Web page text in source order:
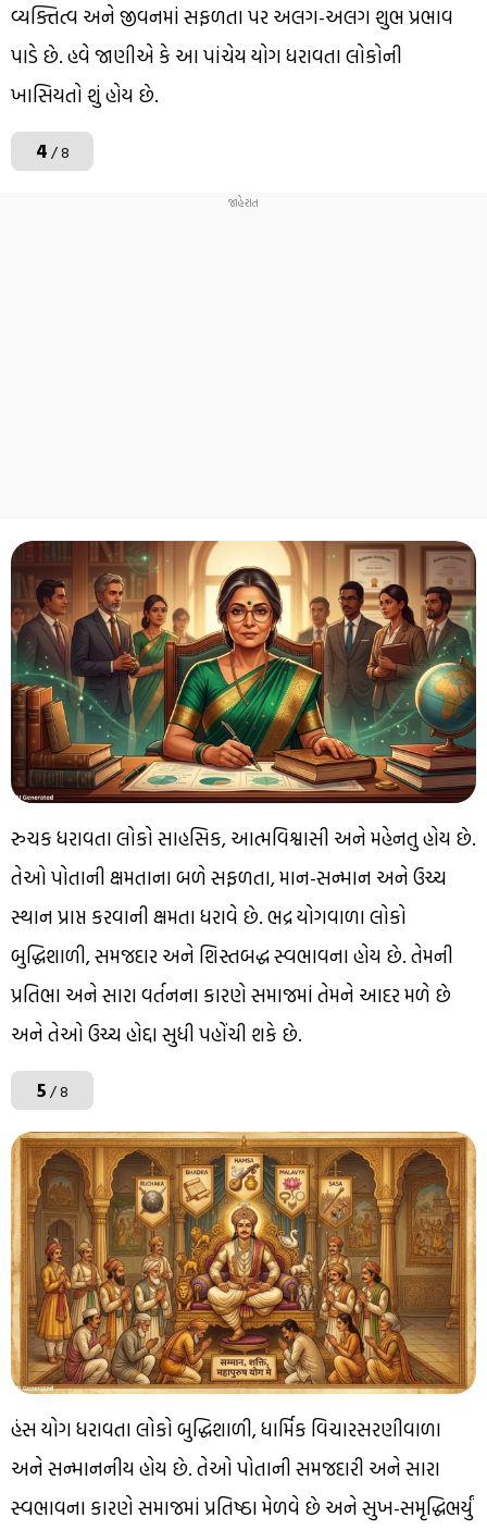
વ્યક્તિત્વ અને જીવનમાં સફળતા પર અલગ-અલગ શુભ પ્રભાવ
પાડે છે. હવે જાણીએ કે આ પાંચેય યોગ ધરાવતા લોકોની
ખાસિયતો શું હોય છે.
4/ 8
રુચક ધરાવતા લોકો સાહસિક, આત્મવિશ્વાસી અને મહેનતુ હોય છે.
તેઓ પોતાની ક્ષમતાના બળે સફળતા, માન-સન્માન અને ઉચ્ચ
સ્થાન પ્રાપ્ત કરવાની ક્ષમતા ધરાવે છે. ભદ્ર યોગવાળા લોકો
બુદ્ધિશાળી, સમજદાર અને શિસ્તબદ્ધ સ્વભાવના હોય છે. તેમની
પ્રતિભા અને સારા વર્તનના કારણે સમાજમાં તેમને આદર મળે છે
અને તેઓ ઉચ્ચ હોદ્દા સુધી પહોંચી શકે છે.
5/ 8
હંસ યોગ ધરાવતા લોકો બુદ્ધિશાળી, ધાર્મિક વિચારસરણીવાળા
અને સન્માનનીય હોય છે. તેઓ પોતાની સમજદારી અને સારા
સ્વભાવના કારણે સમાજમાં પ્રતિષ્ઠા મેળવે છે અને સુખ-સમૃદ્ધિભર્યું